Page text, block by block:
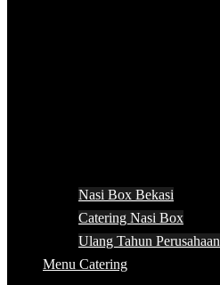
Nasi Box Bekasi
Catering Nasi Box
Ulang Tahun Perusahaan
Menu Catering